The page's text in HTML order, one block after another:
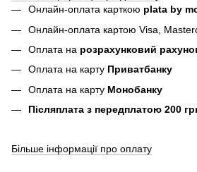
Онлайн-оплата карткою plata by
Онлайн-оплата картою Visa,
Оплата на розрахунковий
Оплата на карту Приватбанку
Оплата на карту Монобанку
Післяплата з передплатою 200
Більше інформації про оплату